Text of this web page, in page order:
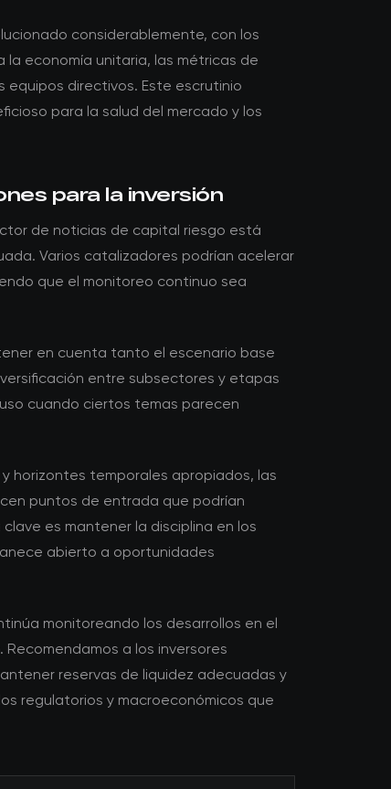
considerablemente, con los
la economía unitaria, las métricas de
equipos directivos. Este escrutinio
para la salud del mercado y los
para la inversión
de noticias de capital riesgo está
Varios catalizadores podrían acelerar
que el monitoreo continuo sea
en cuenta tanto el escenario base
entre subsectores y etapas
cuando ciertos temas parecen
horizontes temporales apropiados, las
puntos de entrada que podrían
es mantener la disciplina en los
abierto a oportunidades
monitoreando los desarrollos en el
a los inversores
reservas de liquidez adecuadas y
regulatorios y macroeconómicos que